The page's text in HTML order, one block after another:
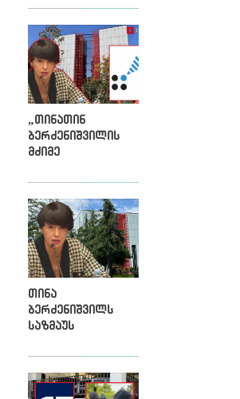
თინათინ
ბერძენიშვილი
გახდა
„თინათინ
ბერძენიშვილის
მძიმე
კოალიცია
ბერძენიშვილის
პირველი ვადის
შედეგებზე
თინა
ბერძენიშვილს
საზმაუს
მეორე ვადითაც
სურს